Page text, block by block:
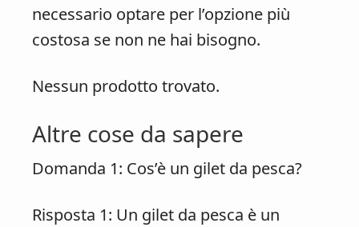
necessario optare per l’opzione più
costosa se non ne hai bisogno.
Nessun prodotto trovato.
Altre cose da sapere
Domanda 1: Cos’è un gilet da pesca?
Risposta 1: Un gilet da pesca è un